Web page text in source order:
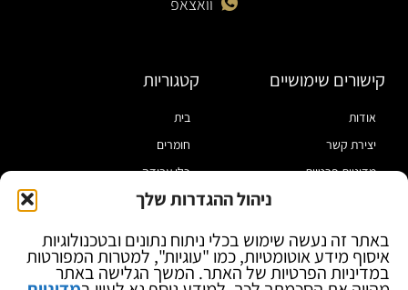
ניהול ההגדרות שלך
באתר זה נעשה שימוש בכלי ניתוח נתונים ובטכנולוגיות
איסוף מידע אוטומטיות, כמו "עוגיות", למטרות המפורטות
במדיניות הפרטיות של האתר. המשך הגלישה באתר
וואצאפ
קישורים שימושיים
אודות
יצירת קשר
מדיניות פרטיות
בלוג
קטגוריות
בית
חומרים
כלי עבודה
מוצרי הלחמה
ספקי כח ומודדים
ציוד אופטי להגדלה